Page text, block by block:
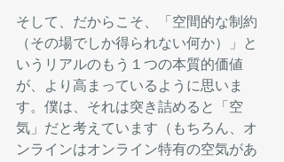
そして、だからこそ、「空間的な制約
（その場でしか得られない何か）」と
いうリアルのもう１つの本質的価値
が、より高まっているように思いま
す。僕は、それは突き詰めると「空
気」だと考えています（もちろん、オ
ンラインはオンライン特有の空気があ